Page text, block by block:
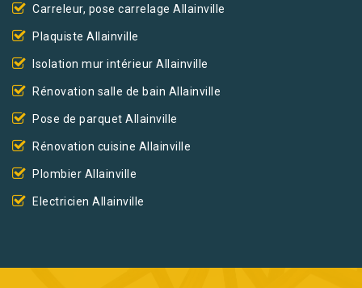
Carreleur, pose carrelage Allainville
Plaquiste Allainville
Isolation mur intérieur Allainville
Rénovation salle de bain Allainville
Pose de parquet Allainville
Rénovation cuisine Allainville
Plombier Allainville
Electricien Allainville